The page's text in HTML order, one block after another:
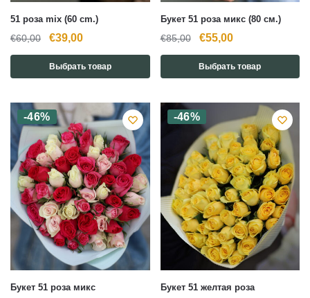
51 роза mix (60 cm.)
€60,00
Первоначальная
цена
составляла
€39,00Текущая
цена:
€39,00.
Выбрать товар
Букет 51 роза микс (80 см.)
€85,00
Первоначальная
цена
составляла
€55,00Текущая
цена:
€55,00.
Выбрать товар
-46%
Букет 51 роза микс
-46%
Букет 51 желтая роза